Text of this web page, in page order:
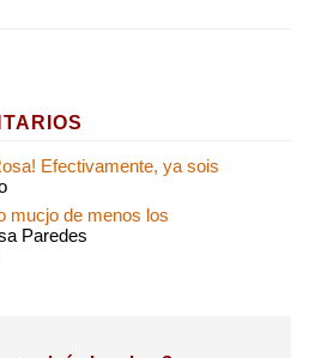
Efectivamente, ya sois
mucjo de menos los
Paredes